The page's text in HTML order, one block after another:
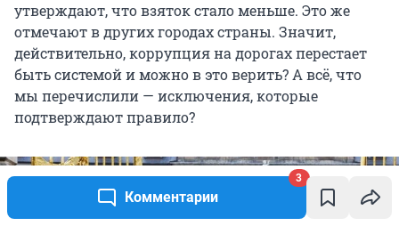
Комментарии
3
утверждают, что взяток стало меньше. Это же
отмечают в других городах страны. Значит,
действительно, коррупция на дорогах перестает
быть системой и можно в это верить? А всё, что
мы перечислили — исключения, которые
подтверждают правило?